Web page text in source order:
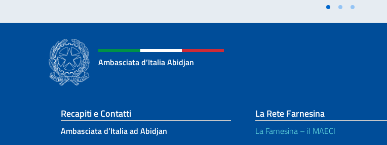
Ambasciata d’Italia Abidjan
Sezione footer
Recapiti e Contatti
Ambasciata d’Italia ad Abidjan
La Rete Farnesina
La Farnesina – il MAECI